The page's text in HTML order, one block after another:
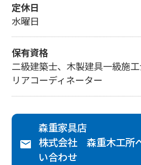
定休日
水曜日
保有資格
二級建築士、木製建具一級施
リアコーディネーター
森重家具店
株式会社 森重木工所
い合わせ